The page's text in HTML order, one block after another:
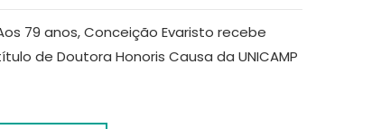
79 anos, Conceição Evaristo recebe
de Doutora Honoris Causa da UNICAMP